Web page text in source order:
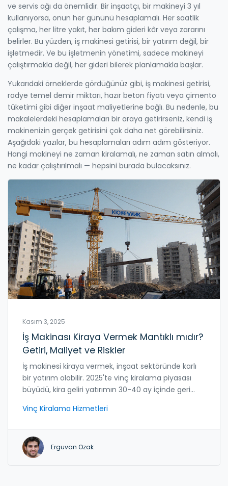
ve servis ağı da önemlidir. Bir inşaatçı, bir makineyi 3 yıl
kullanıyorsa, onun her gününü hesaplamalı. Her saatlik
çalışma, her litre yakıt, her bakım gideri kâr veya zararını
belirler. Bu yüzden, iş makinesi getirisi, bir yatırım değil, bir
işletmedir. Ve bu işletmenin yönetimi, sadece makineyi
çalıştırmakla değil, her gideri bilerek planlamakla başlar.
Yukarıdaki örneklerde gördüğünüz gibi, iş makinesi getirisi,
radye temel demir miktarı, hazır beton fiyatı veya çimento
tüketimi gibi diğer inşaat maliyetlerine bağlı. Bu nedenle, bu
makalelerdeki hesaplamaları bir araya getirirseniz, kendi iş
makinenizin gerçek getirisini çok daha net görebilirsiniz.
Aşağıdaki yazılar, bu hesaplamaları adım adım gösteriyor.
Hangi makineyi ne zaman kiralamalı, ne zaman satın almalı,
ne kadar çalıştırılmalı — hepsini burada bulacaksınız.
Kasım 3, 2025
İş Makinası Kiraya Vermek Mantıklı mıdır?
Getiri, Maliyet ve Riskler
İş makinesi kiraya vermek, inşaat sektöründe karlı
bir yatırım olabilir. 2025'te vinç kiralama piyasası
büyüdü, kira geliri yatırımın 30-40 ay içinde geri
edin.
Vinç Kiralama Hizmetleri
Erguvan Ozak